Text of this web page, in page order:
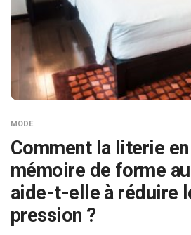
MODE
Comment la literie
mémoire de forme
aide-t-elle à réduire
pression ?